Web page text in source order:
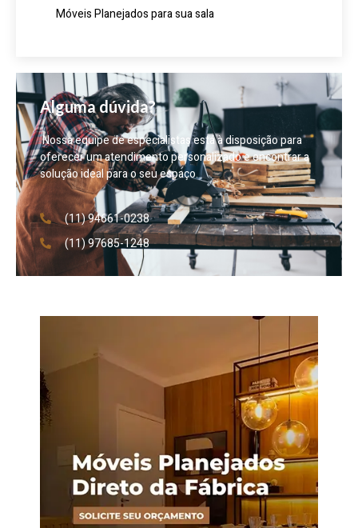
Móveis Planejados para sua sala
Alguma dúvida?
Nossa equipe de especialistas está à disposição para
oferecer um atendimento personalizado e encontrar a
solução ideal para o seu espaço.
(11) 94661-0238
(11) 97685-1248